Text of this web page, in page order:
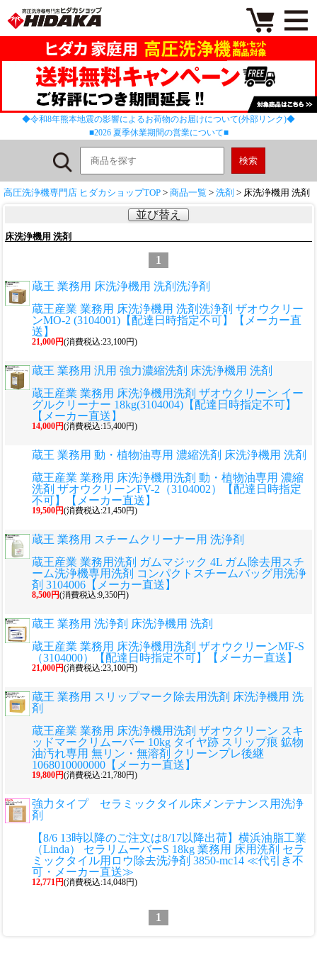
◆令和8年熊本地震の影響によるお荷物のお届けについて(外部リンク)◆
■2026 夏季休業期間の営業について■
高圧洗浄機専門店 ヒダカショップTOP > 商品一覧 > 洗剤 > 床洗浄機用 洗剤
並び替え
床洗浄機用 洗剤
1
蔵王 業務用 床洗浄機用 洗剤洗浄剤
蔵王産業 業務用 床洗浄機用 洗剤洗浄剤 ザオウクリー
ンMO-2 (3104001)【配達日時指定不可】【メーカー直
送】
21,000円(消費税込:23,100円)
蔵王 業務用 汎用 強力濃縮洗剤 床洗浄機用 洗剤
蔵王産業 業務用 床洗浄機用洗剤 ザオウクリーン イー
グルクリーナー 18kg(3104004)【配達日時指定不可】
【メーカー直送】
14,000円(消費税込:15,400円)
蔵王 業務用 動・植物油専用 濃縮洗剤 床洗浄機用 洗剤
蔵王産業 業務用 床洗浄機用洗剤 動・植物油専用 濃縮
洗剤 ザオウクリーンFV-2（3104002）【配達日時指定
不可】【メーカー直送】
19,500円(消費税込:21,450円)
蔵王 業務用 スチームクリーナー用 洗浄剤
蔵王産業 業務用洗剤 ガムマジック 4L ガム除去用スチ
ーム洗浄機専用洗剤 コンパクトスチームバッグ用洗浄
剤 3104006【メーカー直送】
8,500円(消費税込:9,350円)
蔵王 業務用 洗浄剤 床洗浄機用 洗剤
蔵王産業 業務用 床洗浄機用洗剤 ザオウクリーンMF-S
（3104000）【配達日時指定不可】【メーカー直送】
21,000円(消費税込:23,100円)
蔵王 業務用 スリップマーク除去用洗剤 床洗浄機用 洗
剤
蔵王産業 業務用 床洗浄機用洗剤 ザオウクリーン スキ
ッドマークリムーバー 10kg タイヤ跡 スリップ痕 鉱物
油汚れ専用 無リン・無溶剤 クリーンプレ後継
1068010000000【メーカー直送】
19,800円(消費税込:21,780円)
強力タイプ セラミックタイル床メンテナンス用洗浄
剤
【8/6 13時以降のご注文は8/17以降出荷】横浜油脂工業
（Linda） セラリムーバーS 18kg 業務用 床用洗剤 セラ
ミックタイル用ロウ除去洗浄剤 3850-mc14 ≪代引き不
可・メーカー直送≫
12,771円(消費税込:14,048円)
1